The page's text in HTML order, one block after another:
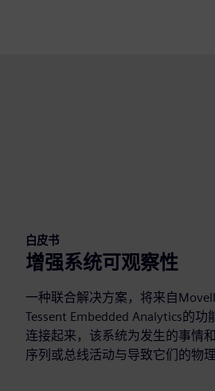
白皮书
增强系统可观察性
一种联合解决方案，将来自
Tessent Embedded Analytics的
连接起来，该系统为发生的事情
序列或总线活动与导致它们的物